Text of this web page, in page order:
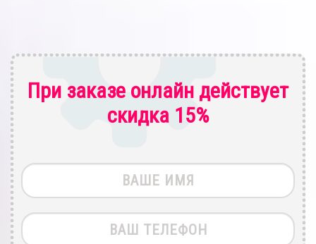
При заказе онлайн действует
скидка 15%